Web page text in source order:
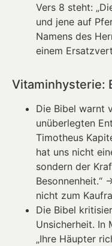
Vers 8 steht:
und jene auf
Namens des
einem
Vitaminhysterie:
Die Bibel warnt
unüberlegten
Timotheus
hat uns nicht
sondern der
Besonnenheit.“
nicht zum
Die Bibel
Unsicherheit. In
„Ihre Häupter